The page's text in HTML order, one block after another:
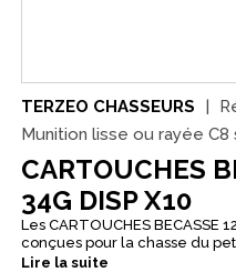
TERZEO CHASSEURS
Munition lisse ou rayée
CARTOUCHES
34G DISP X10
Les CARTOUCHES BECASSE
conçues pour la chasse du
cartouche typée dispersante
Lire la suite